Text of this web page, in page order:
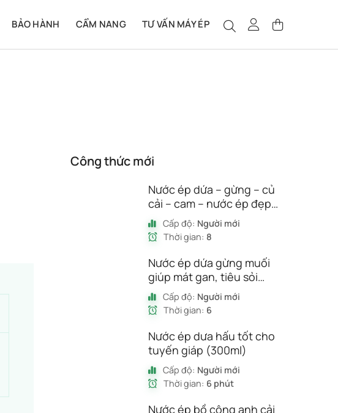
BẢO HÀNH CẨM NANG TƯ VẤN MÁY ÉP
Công thức mới
Nước ép dứa – gừng – củ
cải – cam – nước ép đẹp
da, tóc và móng
Cấp độ: Người mới
Thời gian: 8
Nước ép dứa gừng muối
giúp mát gan, tiêu sỏi
(300ml)
Cấp độ: Người mới
Thời gian: 6
Nước ép dưa hấu tốt cho
tuyến giáp (300ml)
Cấp độ: Người mới
Thời gian: 6 phút
Nước ép bồ công anh cải